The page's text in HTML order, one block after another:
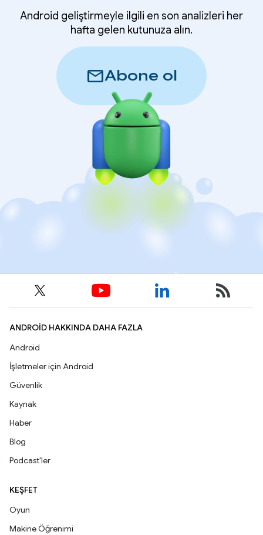
Android geliştirmeyle ilgili en son analizleri her
hafta gelen kutunuza alın.
mailAbone ol
ANDROID HAKKINDA DAHA FAZLA
Android
İşletmeler için Android
Güvenlik
Kaynak
Haber
Blog
Podcast'ler
KEŞFET
Oyun
Makine Öğrenimi